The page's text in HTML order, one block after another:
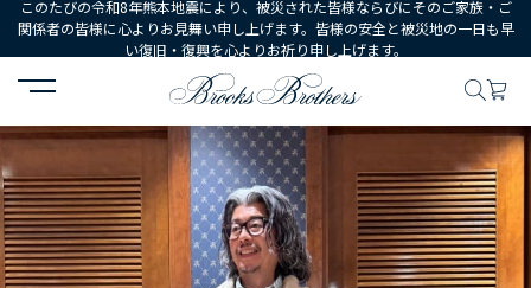
このたびの令和8年熊本地震により、被災された皆様ならびにそのご家族・ご
関係者の皆様に心よりお見舞い申し上げます。皆様の安全と被災地の一日も早
い復旧・復興を心よりお祈り申し上げます。
HOME コーディネート コーディネート詳細